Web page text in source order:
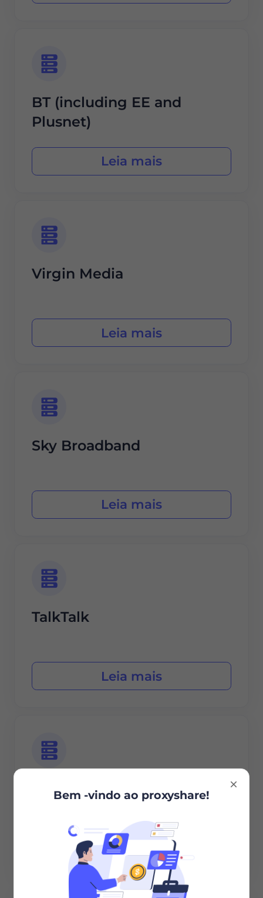
BT (including EE and
Plusnet)
Leia mais
Virgin Media
Leia mais
Sky Broadband
Leia mais
TalkTalk
Leia mais
Vodafone UK
Leia mais
Bem -vindo ao proxyshare!